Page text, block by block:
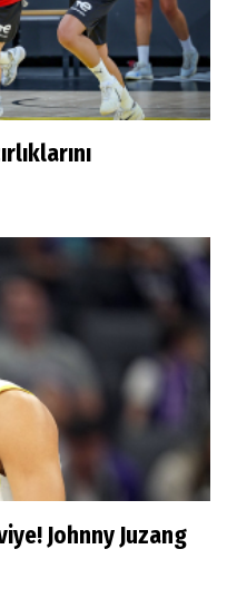
BÜYÜK HİKÂYE
Johnny Juzang